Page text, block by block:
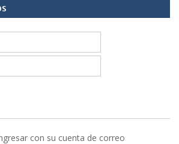
con su cuenta de correo